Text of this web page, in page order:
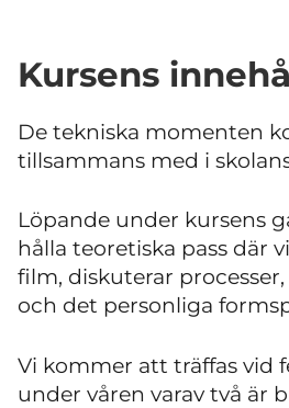
Kursens
De tekniska momenten
tillsammans med i
Löpande under kursens
hålla teoretiska pass där
film, diskuterar
och det personliga
Vi kommer att träffas vid
under våren varav två är